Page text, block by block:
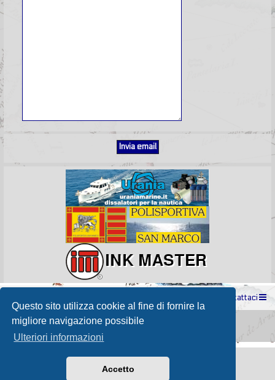
Questo sito utilizza cookie al fine di fornire la
migliore navigazione possibile
Ulteriori informazioni
Accetto
Contattaci
Powered byphpBB® Forum Software © phpBB Limited
Passione Nutica 2017 style created by
Traduzione Italiana